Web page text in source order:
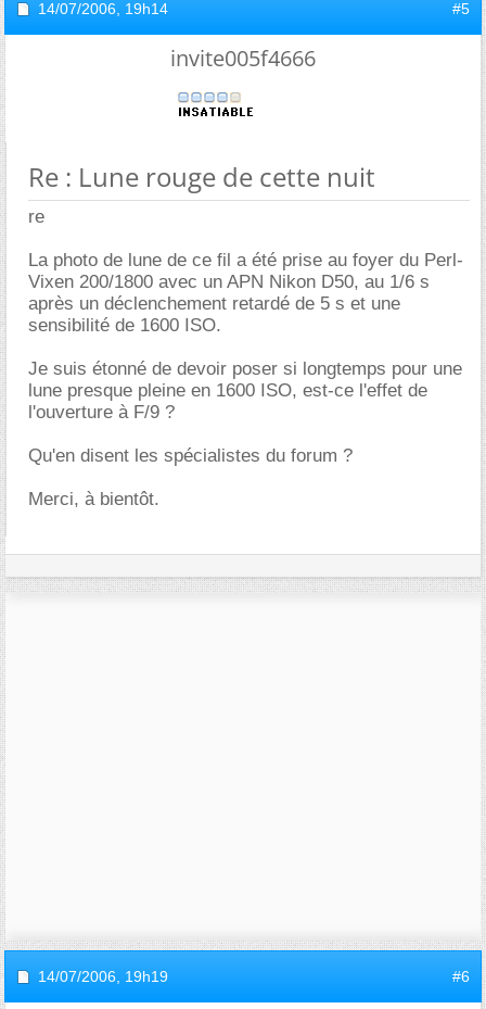
14/07/2006, 19h14 #5
invite005f4666
Re : Lune rouge de cette nuit
re
La photo de lune de ce fil a été prise au foyer du Perl-
Vixen 200/1800 avec un APN Nikon D50, au 1/6 s
après un déclenchement retardé de 5 s et une
sensibilité de 1600 ISO.
Je suis étonné de devoir poser si longtemps pour une
lune presque pleine en 1600 ISO, est-ce l'effet de
l'ouverture à F/9 ?
Qu'en disent les spécialistes du forum ?
Merci, à bientôt.
14/07/2006, 19h19 #6